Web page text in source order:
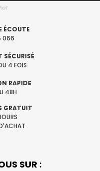
ÉCOUTE
066
SÉCURISÉ
4 FOIS
RAPIDE
48H
GRATUIT
SUR :